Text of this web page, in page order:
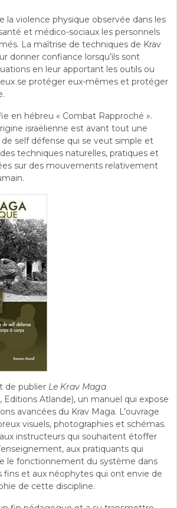
la violence physique observée dans les
et médico-sociaux les personnels
La maîtrise de techniques de Krav
donner confiance lorsqu’ils sont
en leur apportant les outils ou
se protéger eux-mêmes et protéger
en hébreu « Combat Rapproché ».
israëlienne est avant tout une
self défense qui se veut simple et
techniques naturelles, pratiques et
sur des mouvements relativement
de publier Le Krav Maga
Editions Atlande), un manuel qui expose
avancées du Krav Maga. L’ouvrage
visuels, photographies et schémas.
aux instructeurs qui souhaitent étoffer
aux pratiquants qui
le fonctionnement du système dans
fins et aux néophytes qui ont envie de
de cette discipline.